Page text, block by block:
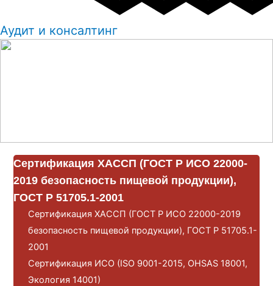
Аудит и консалтинг
Сертификация ХАССП (ГОСТ Р ИСО 22000-
2019 безопасность пищевой продукции),
ГОСТ Р 51705.1-2001
Сертификация ХАССП (ГОСТ Р ИСО 22000-2019
безопасность пищевой продукции), ГОСТ Р 51705.1-
2001
Сертификация ИСО (ISO 9001-2015, OHSAS 18001,
Экология 14001)